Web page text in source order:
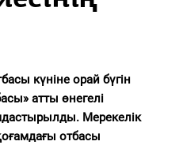
күніне орай бүгін
атты өнегелі
Мерекелік
отбасы